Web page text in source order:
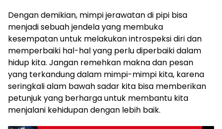
Dengan demikian, mimpi jerawatan di pipi bisa
menjadi sebuah jendela yang membuka
kesempatan untuk melakukan introspeksi diri dan
memperbaiki hal-hal yang perlu diperbaiki dalam
hidup kita. Jangan remehkan makna dan pesan
yang terkandung dalam mimpi-mimpi kita, karena
seringkali alam bawah sadar kita bisa memberikan
petunjuk yang berharga untuk membantu kita
menjalani kehidupan dengan lebih baik.